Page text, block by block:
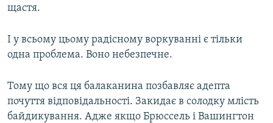
щастя.
І у всьому цьому радісному воркуванні є тільки
одна проблема. Воно небезпечне.
Тому що вся ця балаканина позбавляє адепта
почуття відповідальності. Закидає в солодку млість
байдикування. Адже якщо Брюссель і Вашингтон